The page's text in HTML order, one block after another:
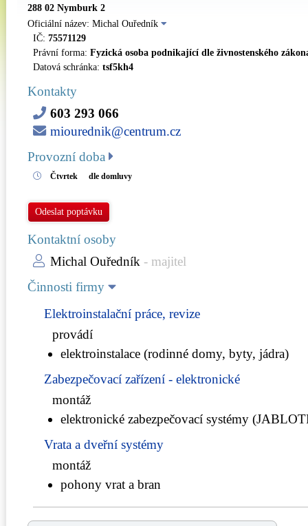
288 02 Nymburk 2
Oficiální název: Michal Ouředník
IČ: 75571129
Právní forma: Fyzická osoba podnikající dle živnostenského
Datová schránka: tsf5kh4
Kontakty
603 293 066
miourednik@centrum.cz
Provozní doba
Čtvrtek dle domluvy
Odeslat poptávku
Kontaktní osoby
Michal Ouředník - majitel
Činnosti firmy
Elektroinstalační práce, revize
provádí
elektroinstalace (rodinné domy, byty, jádra)
Zabezpečovací zařízení - elektronické
montáž
elektronické zabezpečovací systémy
Vrata a dveřní systémy
montáž
pohony vrat a bran